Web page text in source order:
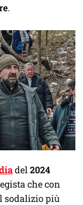
.
del 2024
che con
sodalizio più